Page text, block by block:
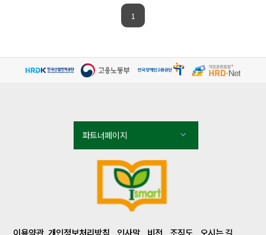
1
파트너페이지
이용약관 개인정보처리방침 인사말 비전 조직도 오시는 길